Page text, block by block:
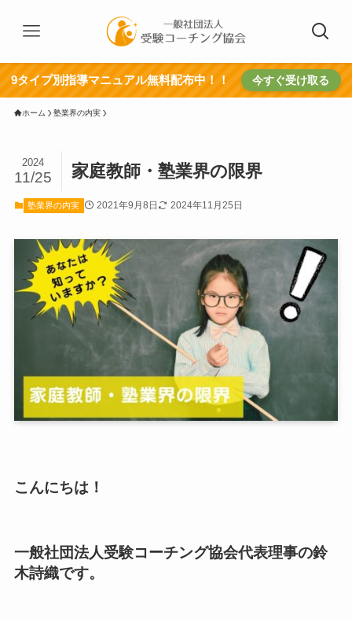
9タイプ別指導マニュアル無料配布中！！ 今すぐ受け取る
ホーム 塾業界の内実
家庭教師・塾業界の限界
2024
11/25
塾業界の内実 2021年9月8日 2024年11月25日
こんにちは！
一般社団法人受験コーチング協会代表理事の鈴
木詩織です。